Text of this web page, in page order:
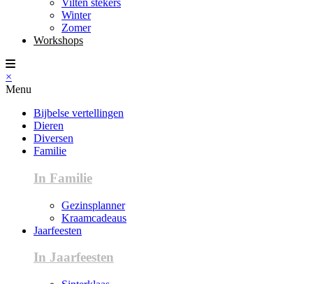
Vilten stekers
Winter
Zomer
Workshops
×
Menu
Bijbelse vertellingen
Dieren
Diversen
Familie
In Familie
Gezinsplanner
Kraamcadeaus
Jaarfeesten
In Jaarfeesten